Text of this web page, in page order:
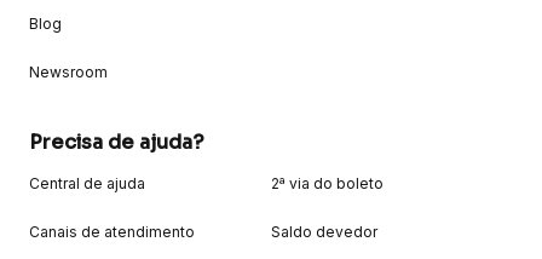
Blog
Newsroom
Precisa de ajuda?
Central de ajuda
Canais de atendimento
2ª via do boleto
Saldo devedor